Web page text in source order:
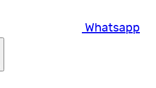
Whatsapp